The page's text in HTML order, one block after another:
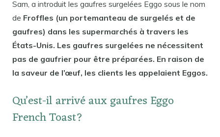
Sam, a introduit les gaufres surgelées Eggo sous le nom
de Froffles (un portemanteau de surgelés et de
gaufres) dans les supermarchés à travers les
États-Unis. Les gaufres surgelées ne nécessitent
pas de gaufrier pour être préparées. En raison de
la saveur de l’œuf, les clients les appelaient Eggos.
Qu’est-il arrivé aux gaufres Eggo
French Toast?